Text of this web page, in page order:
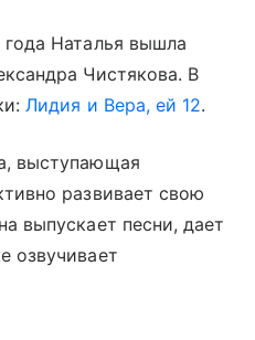
Наталья вышла
Чистякова. В
Лидия и Вера, ей 12.
выступающая
развивает свою
выпускает песни, дает
озвучивает